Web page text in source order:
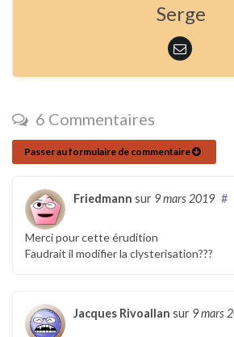
Serge
6 Commentaires
Passer au formulaire de commentaire
Friedmann sur 9 mars 2019 #
Merci pour cette érudition
Faudrait il modifier la clysterisation???
Jacques Rivoallan sur 9 mars